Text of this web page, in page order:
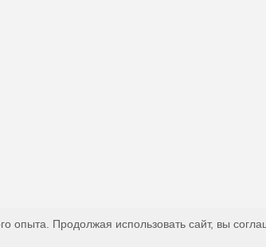
опыта. Продолжая использовать сайт, вы